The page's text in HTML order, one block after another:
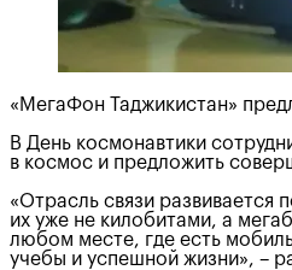
«МегаФон Таджикистан»
В День космонавтики
в космос и предложить
«Отрасль связи развивается
их уже не килобитами, а
любом месте, где есть
учебы и успешной жизни», –